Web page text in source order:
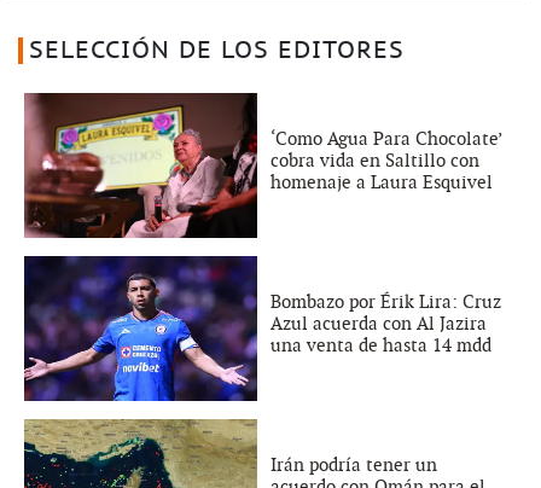
SELECCIÓN DE LOS EDITORES
‘Como Agua Para Chocolate’
cobra vida en Saltillo con
homenaje a Laura Esquivel
Bombazo por Érik Lira: Cruz
Azul acuerda con Al Jazira
una venta de hasta 14 mdd
Irán podría tener un